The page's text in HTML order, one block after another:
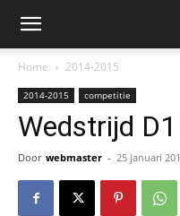
Home 2014-2015
2014-2015 competitie
Wedstrijd
Door webmaster - 25 januari